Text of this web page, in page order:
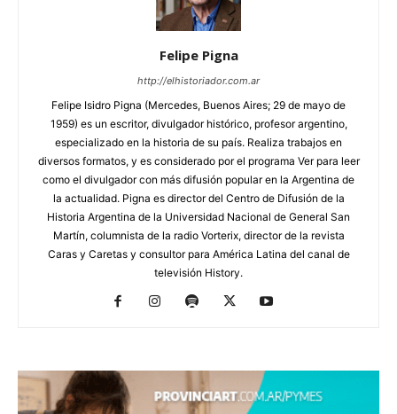
Felipe Pigna
http://elhistoriador.com.ar
Felipe Isidro Pigna (Mercedes, Buenos Aires; 29 de mayo de
1959) es un escritor, divulgador histórico, profesor argentino,
especializado en la historia de su país. Realiza trabajos en
diversos formatos, y es considerado por el programa Ver para leer
como el divulgador con más difusión popular en la Argentina de
la actualidad. Pigna es director del Centro de Difusión de la
Historia Argentina de la Universidad Nacional de General San
Martín, columnista de la radio Vorterix, director de la revista
Caras y Caretas y consultor para América Latina del canal de
televisión History.